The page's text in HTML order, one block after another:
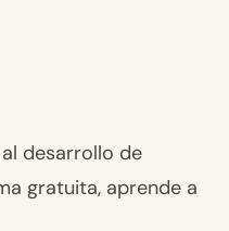
desarrollo de
gratuita, aprende a